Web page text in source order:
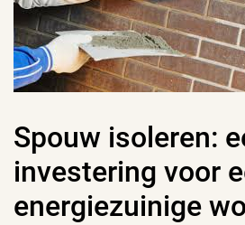
Spouw isoleren:
investering voor
energiezuinige